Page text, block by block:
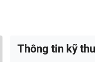
Thông tin kỹ